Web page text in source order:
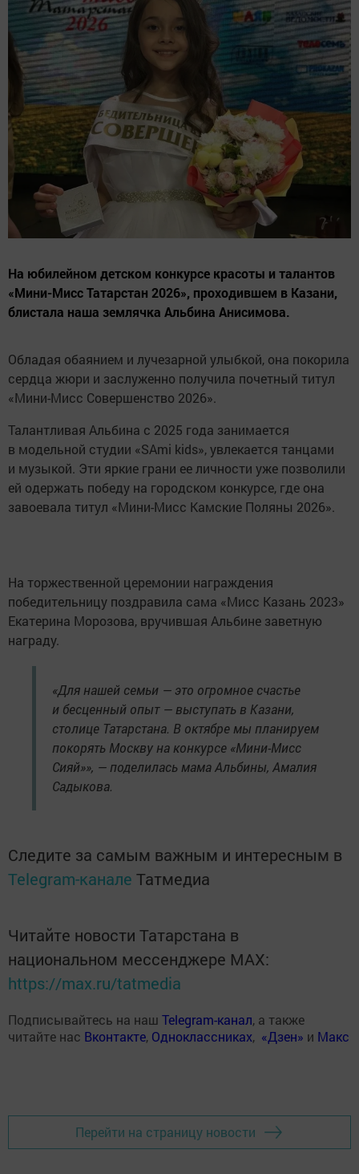
На юбилейном детском конкурсе красоты и талантов
«Мини-Мисс Татарстан 2026», проходившем в Казани,
блистала наша землячка Альбина Анисимова.
Обладая обаянием и лучезарной улыбкой, она покорила
сердца жюри и заслуженно получила почетный титул
«Мини-Мисс Совершенство 2026».
Талантливая Альбина с 2025 года занимается
в модельной студии «SAmi kids», увлекается танцами
и музыкой. Эти яркие грани ее личности уже позволили
ей одержать победу на городском конкурсе, где она
завоевала титул «Мини-Мисс Камские Поляны 2026».
На торжественной церемонии награждения
победительницу поздравила сама «Мисс Казань 2023»
Екатерина Морозова, вручившая Альбине заветную
награду.
«Для нашей семьи — это огромное счастье
и бесценный опыт — выступать в Казани,
столице Татарстана. В октябре мы планируем
покорять Москву на конкурсе «Мини-Мисс
Сияй»», — поделилась мама Альбины, Амалия
Садыкова.
Следите за самым важным и интересным в
Telegram-канале Татмедиа
Читайте новости Татарстана в
национальном мессенджере MАХ:
https://max.ru/tatmedia
Подписывайтесь на наш Telegram-канал, а также
читайте нас Вконтакте, Одноклассниках, «Дзен» и Макс
Перейти на страницу новости